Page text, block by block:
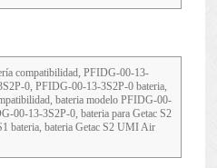
compatibilidad, PFIDG-00-13-
0, PFIDG-00-13-3S2P-0 bateria,
bateria modelo PFIDG-00-
00-13-3S2P-0, bateria para Getac S2
bateria, bateria Getac S2 UMI Air